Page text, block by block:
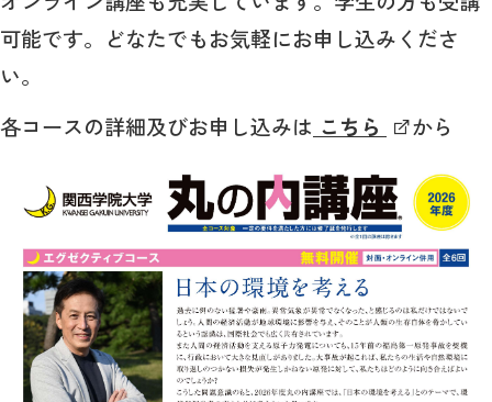
可能です。どなたでもお気軽にお申し込みくださ
い。
各コースの詳細及びお申し込みは こちら から